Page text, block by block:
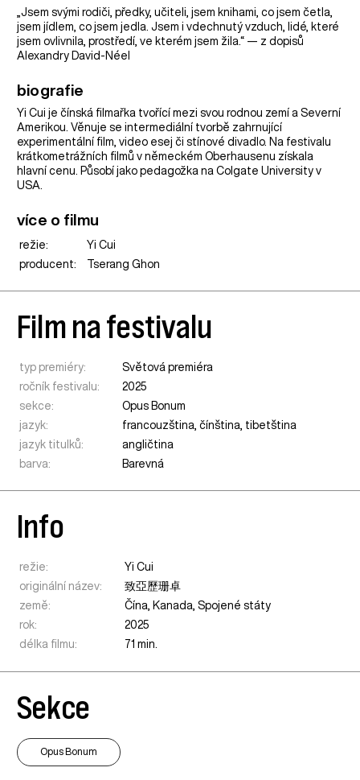
„Jsem svými rodiči, předky, učiteli, jsem knihami, co jsem četla,
jsem jídlem, co jsem jedla. Jsem i vdechnutý vzduch, lidé, které
jsem ovlivnila, prostředí, ve kterém jsem žila.“ — z dopisů
Alexandry David-Néel
biografie
Yi Cui je čínská filmařka tvořící mezi svou rodnou zemí a Severní
Amerikou. Věnuje se intermediální tvorbě zahrnující
experimentální film, video esej či stínové divadlo. Na festivalu
krátkometrážních filmů v německém Oberhausenu získala
hlavní cenu. Působí jako pedagožka na Colgate University v
USA.
více o filmu
režie:
Yi Cui
producent:
Tserang Ghon
Film na festivalu
typ premiéry:
Světová premiéra
ročník festivalu:
2025
sekce:
Opus Bonum
jazyk:
francouzština, čínština, tibetština
jazyk titulků:
angličtina
barva:
Barevná
Info
režie:
Yi Cui
originální název:
致亞歷珊卓
země:
Čína, Kanada,Spojené státy
rok:
2025
délka filmu:
71 min.
Sekce
Opus Bonum